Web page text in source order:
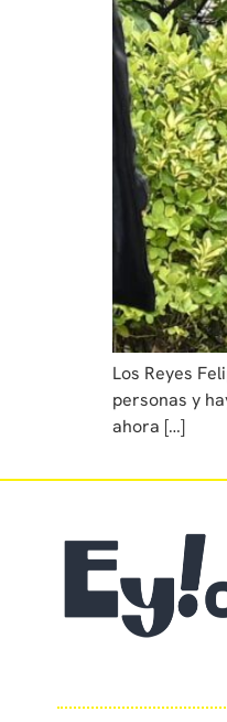
Los Reyes
personas y
ahora […]